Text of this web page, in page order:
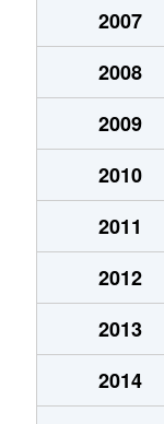
大宮町
大宮町
大宮町
大宮町
大宮町
大宮町
大宮町
大宮町
2007
2008
2009
2010
2011
2012
2013
2014